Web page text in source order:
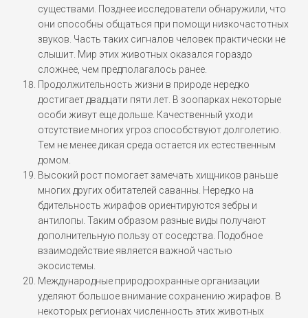
существами. Позднее исследователи обнаружили, что
они способны общаться при помощи низкочастотных
звуков. Часть таких сигналов человек практически не
слышит. Мир этих животных оказался гораздо
сложнее, чем предполагалось ранее.
Продолжительность жизни в природе нередко
достигает двадцати пяти лет. В зоопарках некоторые
особи живут еще дольше. Качественный уход и
отсутствие многих угроз способствуют долголетию.
Тем не менее дикая среда остается их естественным
домом.
Высокий рост помогает замечать хищников раньше
многих других обитателей саванны. Нередко на
бдительность жирафов ориентируются зебры и
антилопы. Таким образом разные виды получают
дополнительную пользу от соседства. Подобное
взаимодействие является важной частью
экосистемы.
Международные природоохранные организации
уделяют большое внимание сохранению жирафов. В
некоторых регионах численность этих животных